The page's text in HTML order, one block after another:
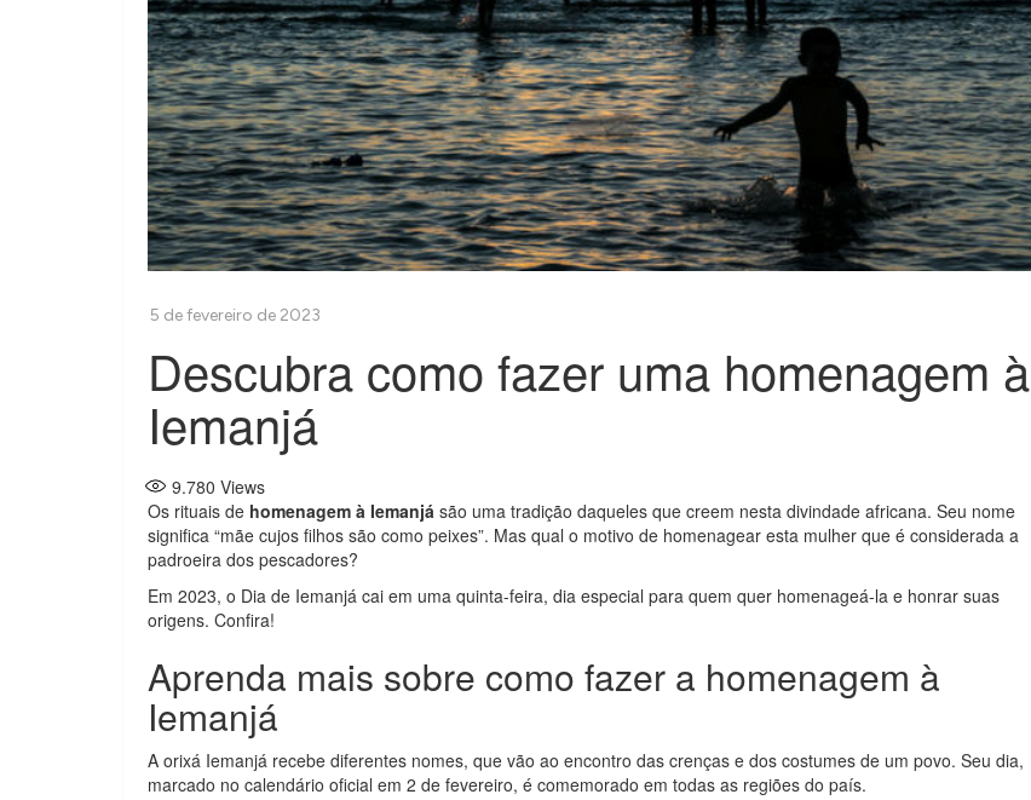
Descubra como fazer uma homenagem à
Iemanjá
9.780 Views
Os rituais de homenagem à Iemanjá são uma tradição daqueles que creem nesta divindade africana. Seu nome
significa “mãe cujos filhos são como peixes”. Mas qual o motivo de homenagear esta mulher que é considerada a
padroeira dos pescadores?
Em 2023, o Dia de Iemanjá cai em uma quinta-feira, dia especial para quem quer homenageá-la e honrar suas
origens. Confira!
Aprenda mais sobre como fazer a homenagem à
Iemanjá
A orixá Iemanjá recebe diferentes nomes, que vão ao encontro das crenças e dos costumes de um povo. Seu dia,
marcado no calendário oficial em 2 de fevereiro, é comemorado em todas as regiões do país.